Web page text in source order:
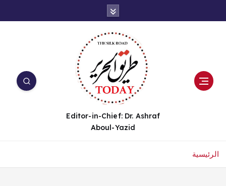
ت
Editor-in-Chief: Dr. Ashraf
Aboul-Yazid
الرئيسية